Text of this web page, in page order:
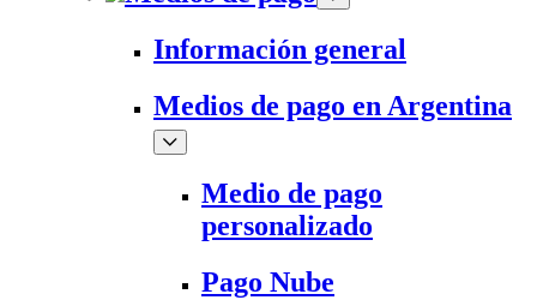
Información general
Medios de pago en Argentina
Medio de pago
personalizado
Pago Nube